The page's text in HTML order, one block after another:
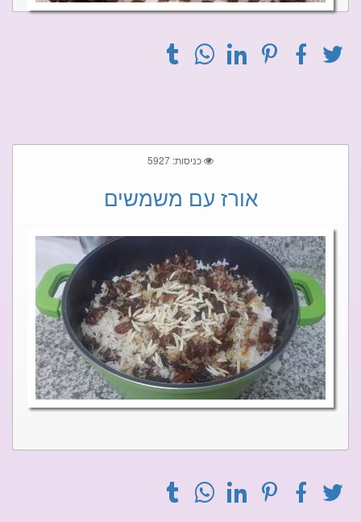
כניסות: 5927
אורז עם משמשים